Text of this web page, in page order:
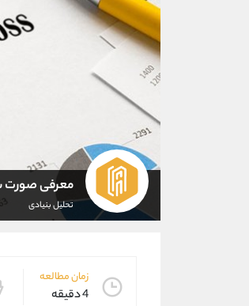
معرفی صورت
تحلیل بنیادی
زمان مطالعه
4 دقیقه